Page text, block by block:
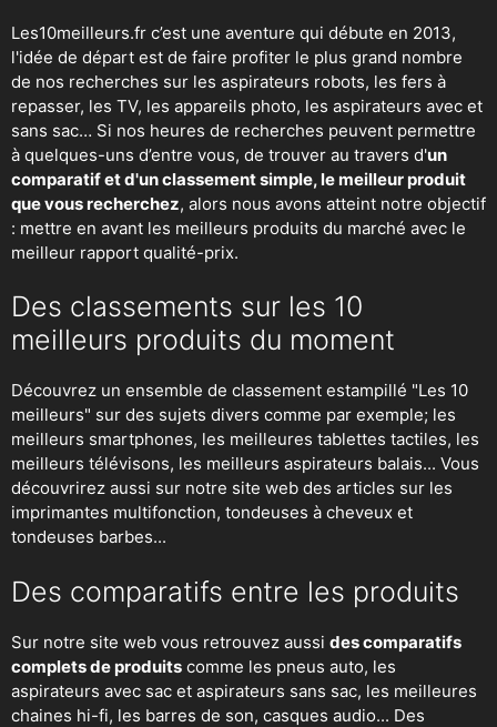
Les10meilleurs.fr c’est une aventure qui débute en 2013,
l'idée de départ est de faire profiter le plus grand nombre
de nos recherches sur les aspirateurs robots, les fers à
repasser, les TV, les appareils photo, les aspirateurs avec et
sans sac… Si nos heures de recherches peuvent permettre
à quelques-uns d’entre vous, de trouver au travers d'un
comparatif et d'un classement simple, le meilleur produit
que vous recherchez, alors nous avons atteint notre objectif
: mettre en avant les meilleurs produits du marché avec le
meilleur rapport qualité-prix.
Des classements sur les 10
meilleurs produits du moment
Découvrez un ensemble de classement estampillé "Les 10
meilleurs" sur des sujets divers comme par exemple; les
meilleurs smartphones, les meilleures tablettes tactiles, les
meilleurs télévisons, les meilleurs aspirateurs balais... Vous
découvrirez aussi sur notre site web des articles sur les
imprimantes multifonction, tondeuses à cheveux et
tondeuses barbes...
Des comparatifs entre les produits
Sur notre site web vous retrouvez aussi des comparatifs
complets de produits comme les pneus auto, les
aspirateurs avec sac et aspirateurs sans sac, les meilleures
chaines hi-fi, les barres de son, casques audio... Des